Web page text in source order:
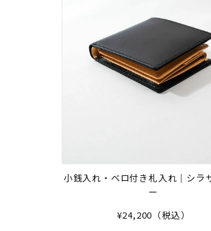
小銭入れ・ベロ付き札入れ｜シラ
ー
¥24,200（税込）